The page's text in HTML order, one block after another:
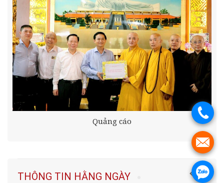
Quảng cáo
THÔNG TIN HẰNG NGÀY
.
.
.